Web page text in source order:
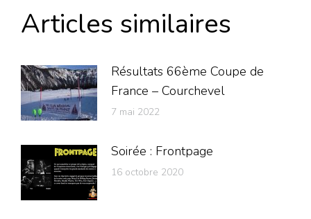
Articles similaires
Résultats 66ème Coupe de
France – Courchevel
7 mai 2022
Soirée : Frontpage
16 octobre 2020